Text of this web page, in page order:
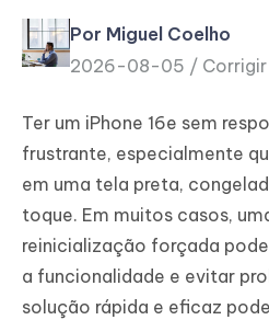
PDNob
PDF
Novo
iAnyGo
Por Miguel Coelho
2026-08-05 /
Ter um iPhone 16e sem
frustrante, especialmente
em uma tela preta,
toque. Em muitos casos,
reinicialização forçada
a funcionalidade e evitar
solução rápida e eficaz